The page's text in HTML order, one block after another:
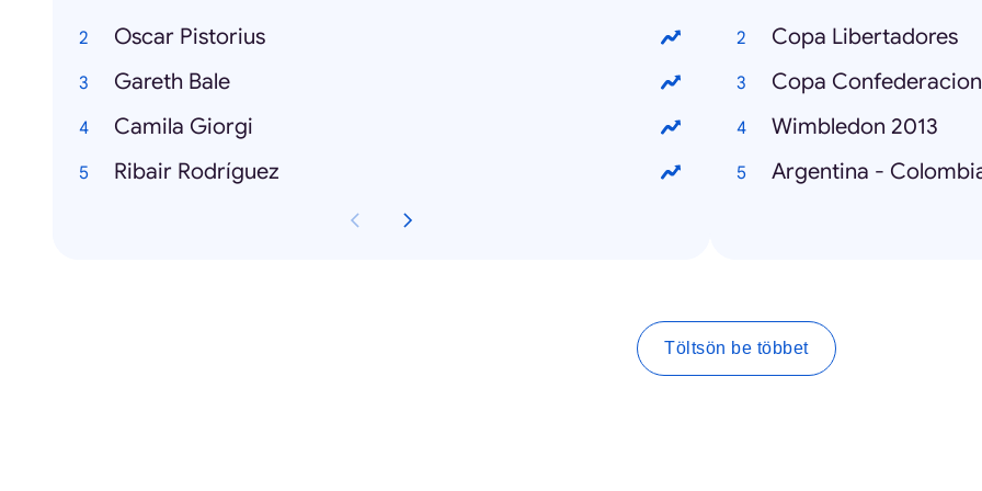
Oscar Pistorius
Gareth Bale
Camila Giorgi
Ribair Rodríguez
Copa Libertadores
Copa
Wimbledon 2013
Argentina -
Töltsön be többet